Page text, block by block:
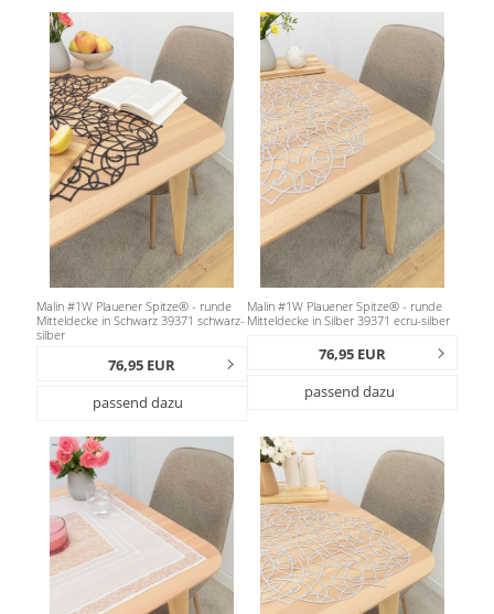
Malin #1W Plauener Spitze® - runde
Mitteldecke in Schwarz 39371 schwarz-
silber
76,95 EUR
passend dazu
Malin #1W Plauener Spitze® - runde
Mitteldecke in Silber 39371 ecru-silber
76,95 EUR
passend dazu